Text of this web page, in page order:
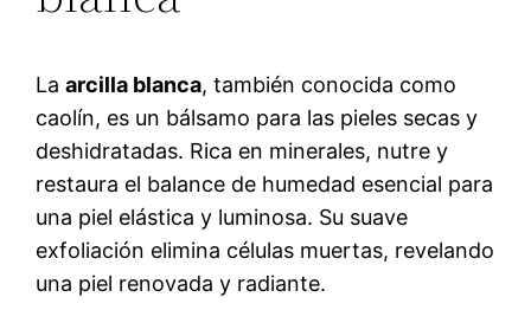
Laarcilla blanca, también conocida como
caolín, es un bálsamo para las pieles secas y
deshidratadas. Rica en minerales, nutre y
restaura el balance de humedad esencial para
una piel elástica y luminosa. Su suave
exfoliación elimina células muertas, revelando
una piel renovada y radiante.